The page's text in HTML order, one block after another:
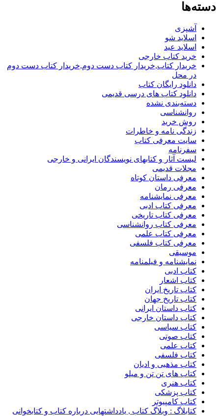
دسته‌ها
آشپزی
اسلاید شو
اسلاید عید
خرید کتاب خارجی
خریدار کتاب,خریدار کتاب دست دوم,خریدار کتاب دست دوم
در محل
دانلود رایگان کتاب
دانلود کتاب های درسی قدیمی
دسته‌بندی نشده
روانشناسی
روش خرید
زندگی نامه و خاطرات
سایت معرفی کتاب
سفرنامه
لیست آثار و کتابهای نویسندگان ایرانی و خارجی
مجلات قدیمی
معرفی داستان کوتاه
معرفی رمان
معرفی نمایشنامه
معرفی کتاب ادبی
معرفی کتاب تاریخی
معرفی کتاب روانشناسی
معرفی کتاب علمی
معرفی کتاب فلسفی
موسیقی
نمایشنامه و فیلمنامه
کتاب ادبی
کتاب اشعار
کتاب تاریخ ایران
کتاب تاریخ جهان
کتاب داستان ایرانی
کتاب داستان خارجی
کتاب سیاسی
کتاب صوتی
کتاب علمی
کتاب فلسفی
کتاب مذهبی و ادیان
کتاب های تن تن و میلو
کتاب هنری
کتاب پزشکی
کتاب کامپیوتر
کتابلاگ : وبلاگ کتاب , یادداشتهایی درباره کتاب و کتابخوانی